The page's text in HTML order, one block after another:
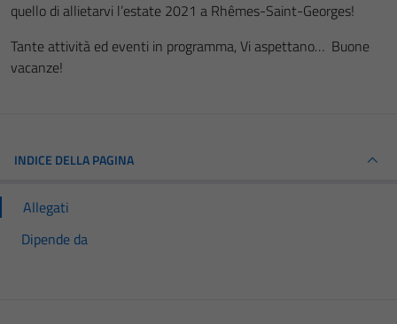
quello di allietarvi l’estate 2021 a Rhêmes-Saint-Georges!
Tante attività ed eventi in programma, Vi aspettano… Buone
vacanze!
INDICE DELLA PAGINA
Allegati
Dipende da